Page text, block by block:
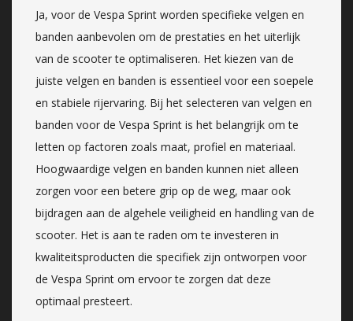
Ja, voor de Vespa Sprint worden specifieke velgen en
banden aanbevolen om de prestaties en het uiterlijk
van de scooter te optimaliseren. Het kiezen van de
juiste velgen en banden is essentieel voor een soepele
en stabiele rijervaring. Bij het selecteren van velgen en
banden voor de Vespa Sprint is het belangrijk om te
letten op factoren zoals maat, profiel en materiaal.
Hoogwaardige velgen en banden kunnen niet alleen
zorgen voor een betere grip op de weg, maar ook
bijdragen aan de algehele veiligheid en handling van de
scooter. Het is aan te raden om te investeren in
kwaliteitsproducten die specifiek zijn ontworpen voor
de Vespa Sprint om ervoor te zorgen dat deze
optimaal presteert.